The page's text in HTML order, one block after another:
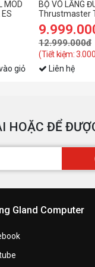
MOD
giỏ
BỘ VÔ LĂNG
Thrustmaster
– Racing
12.999.000đ
(Tiết kiệm:
Liên hệ
HOẶC ĐỂ
Gland Computer